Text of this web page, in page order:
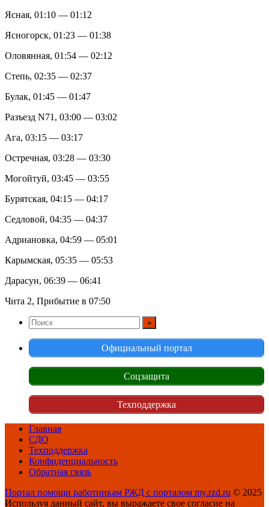
Ясная, 01:10 — 01:12
Ясногорск, 01:23 — 01:38
Оловянная, 01:54 — 02:12
Степь, 02:35 — 02:37
Булак, 01:45 — 01:47
Разъезд N71, 03:00 — 03:02
Ага, 03:15 — 03:17
Остречная, 03:28 — 03:30
Могойтуй, 03:45 — 03:55
Бурятская, 04:15 — 04:17
Седловой, 04:35 — 04:37
Адриановка, 04:59 — 05:01
Карымская, 05:35 — 05:53
Дарасун, 06:39 — 06:41
Чита 2, Прибытие в 07:50
Официальный портал
Соцзащита
Техподдержка
Главная
СДО
Техподдержка
Конфиденциальность
Обратная связь
Портал помощи работникам РЖД с порталом my.rzd.ru © 2025
Используя данный сайт, вы выражаете свое согласие на